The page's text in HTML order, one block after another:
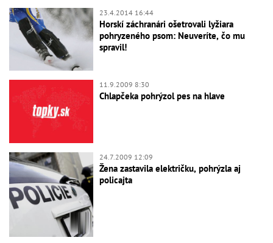
23.4.2014 16:44
Horskí záchranári ošetrovali lyžiara
pohryzeného psom: Neuveríte, čo mu
spravil!
11.9.2009 8:30
Chlapčeka pohrýzol pes na hlave
24.7.2009 12:09
Žena zastavila električku, pohrýzla aj
policajta